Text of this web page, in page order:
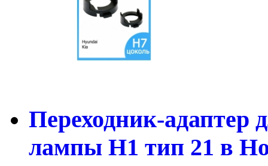
Переходник-адаптер
лампы H1 тип 21 в